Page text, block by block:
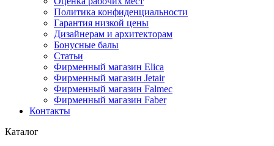
Политика конфиденциальности
Гарантия низкой цены
Дизайнерам и архитекторам
Бонусные балы
Статьи
Фирменный магазин Elica
Фирменный магазин Jetair
Фирменный магазин Falmec
Фирменный магазин Faber
Контакты
Каталог